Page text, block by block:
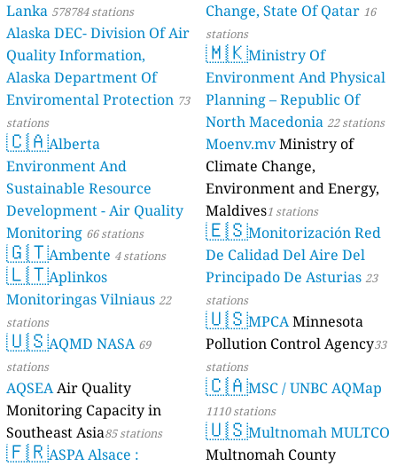
Lanka 578784 stations
Alaska DEC- Division Of Air
Quality Information,
Alaska Department Of
Enviromental Protection 73
stations
🇨🇦Alberta
Environment And
Sustainable Resource
Development - Air Quality
Monitoring 66 stations
🇬🇹Ambente 4 stations
🇱🇹Aplinkos
Monitoringas Vilniaus 22
stations
🇺🇸AQMD NASA 69
stations
AQSEAAir Quality
Monitoring Capacity in
Southeast Asia85 stations
🇫🇷ASPA Alsace :
Change, State Of Qatar 16
stations
🇲🇰Ministry Of
Environment And Physical
Planning – Republic Of
North Macedonia 22 stations
Moenv.mvMinistry of
Climate Change,
Environment and Energy,
Maldives1 stations
🇪🇸Monitorización Red
De Calidad Del Aire Del
Principado De Asturias 23
stations
🇺🇸MPCAMinnesota
Pollution Control Agency33
stations
🇨🇦MSC / UNBC AQMap
1110 stations
🇺🇸Multnomah MULTCO
Multnomah County